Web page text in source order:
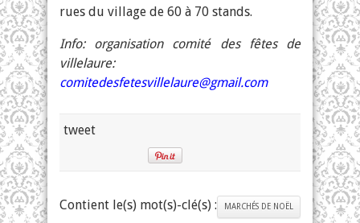
rues du village de 60 à 70 stands.
Info: organisation comité des fêtes de
villelaure:
comitedesfetesvillelaure@gmail.com
tweet
Contient le(s) mot(s)-clé(s) : MARCHÉS DE NOËL